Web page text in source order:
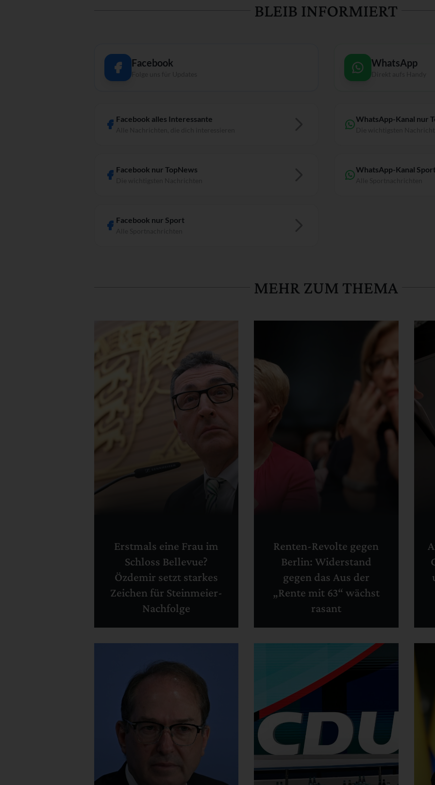
BLEIB INFORMIERT
Facebook
Folge uns für Updates
Facebook alles Interessante
Facebook nur TopNews
Facebook nur Sport
WhatsApp
Direkt aufs Handy
WhatsApp-Kanal nur
WhatsApp-Kanal
MEHR ZUM THEMA
Erstmals eine Frau im
Schloss Bellevue?
Özdemir setzt starkes
Zeichen für Steinmeier-
Nachfolge
Renten-Revolte gegen
Berlin: Widerstand
gegen das Aus der
„Rente mit 63“ wächst
rasant